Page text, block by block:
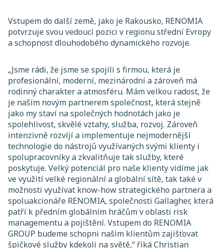
Vstupem do další země, jako je Rakousko, RENOMIA
potvrzuje svou vedoucí pozici v regionu střední Evropy
a schopnost dlouhodobého dynamického rozvoje.
„Jsme rádi, že jsme se spojili s firmou, která je
profesionální, moderní, mezinárodní a zároveň má
rodinný charakter a atmosféru. Mám velkou radost, že
je naším novým partnerem společnost, která stejně
jako my staví na společných hodnotách jako je
spolehlivost, skvělé vztahy, služba, rozvoj. Zároveň
intenzivně rozvíjí a implementuje nejmodernější
technologie do nástrojů využívaných svými klienty i
spolupracovníky a zkvalitňuje tak služby, které
poskytuje. Velký potenciál pro naše klienty vidíme jak
ve využití velké regionální a globální sítě, tak také v
možnosti využívat know-how strategického partnera a
spoluakcionáře RENOMIA, společnosti Gallagher, která
patří k předním globálním hráčům v oblasti risk
managementu a pojištění. Vstupem do RENOMIA
GROUP budeme schopni našim klientům zajišťovat
špičkové služby kdekoli na světě,“ říká Christian